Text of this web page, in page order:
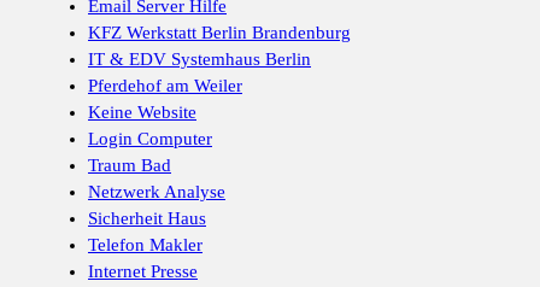
Email Server Hilfe
KFZ Werkstatt Berlin Brandenburg
IT & EDV Systemhaus Berlin
Pferdehof am Weiler
Keine Website
Login Computer
Traum Bad
Netzwerk Analyse
Sicherheit Haus
Telefon Makler
Internet Presse